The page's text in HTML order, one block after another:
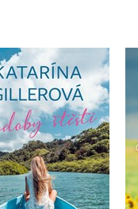
Podoby štěstí
Katarína Gillerová
Do košíku